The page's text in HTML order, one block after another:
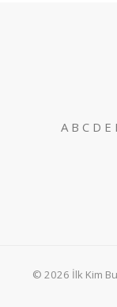
A B C D E
© 2026 İlk Kim